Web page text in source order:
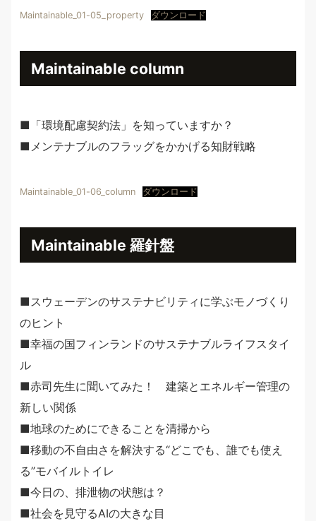
Maintainable_01-05_property ダウンロード
Maintainable column
■「環境配慮契約法」を知っていますか？
■メンテナブルのフラッグをかかげる知財戦略
Maintainable_01-06_column ダウンロード
Maintainable 羅針盤
■スウェーデンのサステナビリティに学ぶモノづくり
のヒント
■幸福の国フィンランドのサステナブルライフスタイ
ル
■赤司先生に聞いてみた！ 建築とエネルギー管理の
新しい関係
■地球のためにできることを清掃から
■移動の不自由さを解決する“どこでも、誰でも使え
る”モバイルトイレ
■今日の、排泄物の状態は？
■社会を見守るAIの大きな目